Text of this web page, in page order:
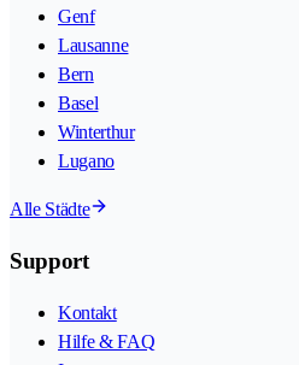
Genf
Lausanne
Bern
Basel
Winterthur
Lugano
Alle Städte
Support
Kontakt
Hilfe & FAQ